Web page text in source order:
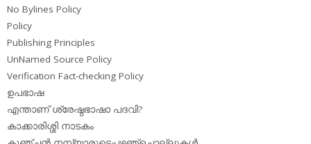
No Bylines Policy
Policy
Publishing Principles
UnNamed Source Policy
Verification Fact-checking Policy
ഉപഭാഷ
എന്താണ് ശ്രേഷ്ഠഭാഷാ പദവി?
കാക്കാരിശ്ശി നാടകം